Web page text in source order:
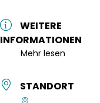
WEITERE
INFORMATIONEN
Mehr lesen
STANDORT